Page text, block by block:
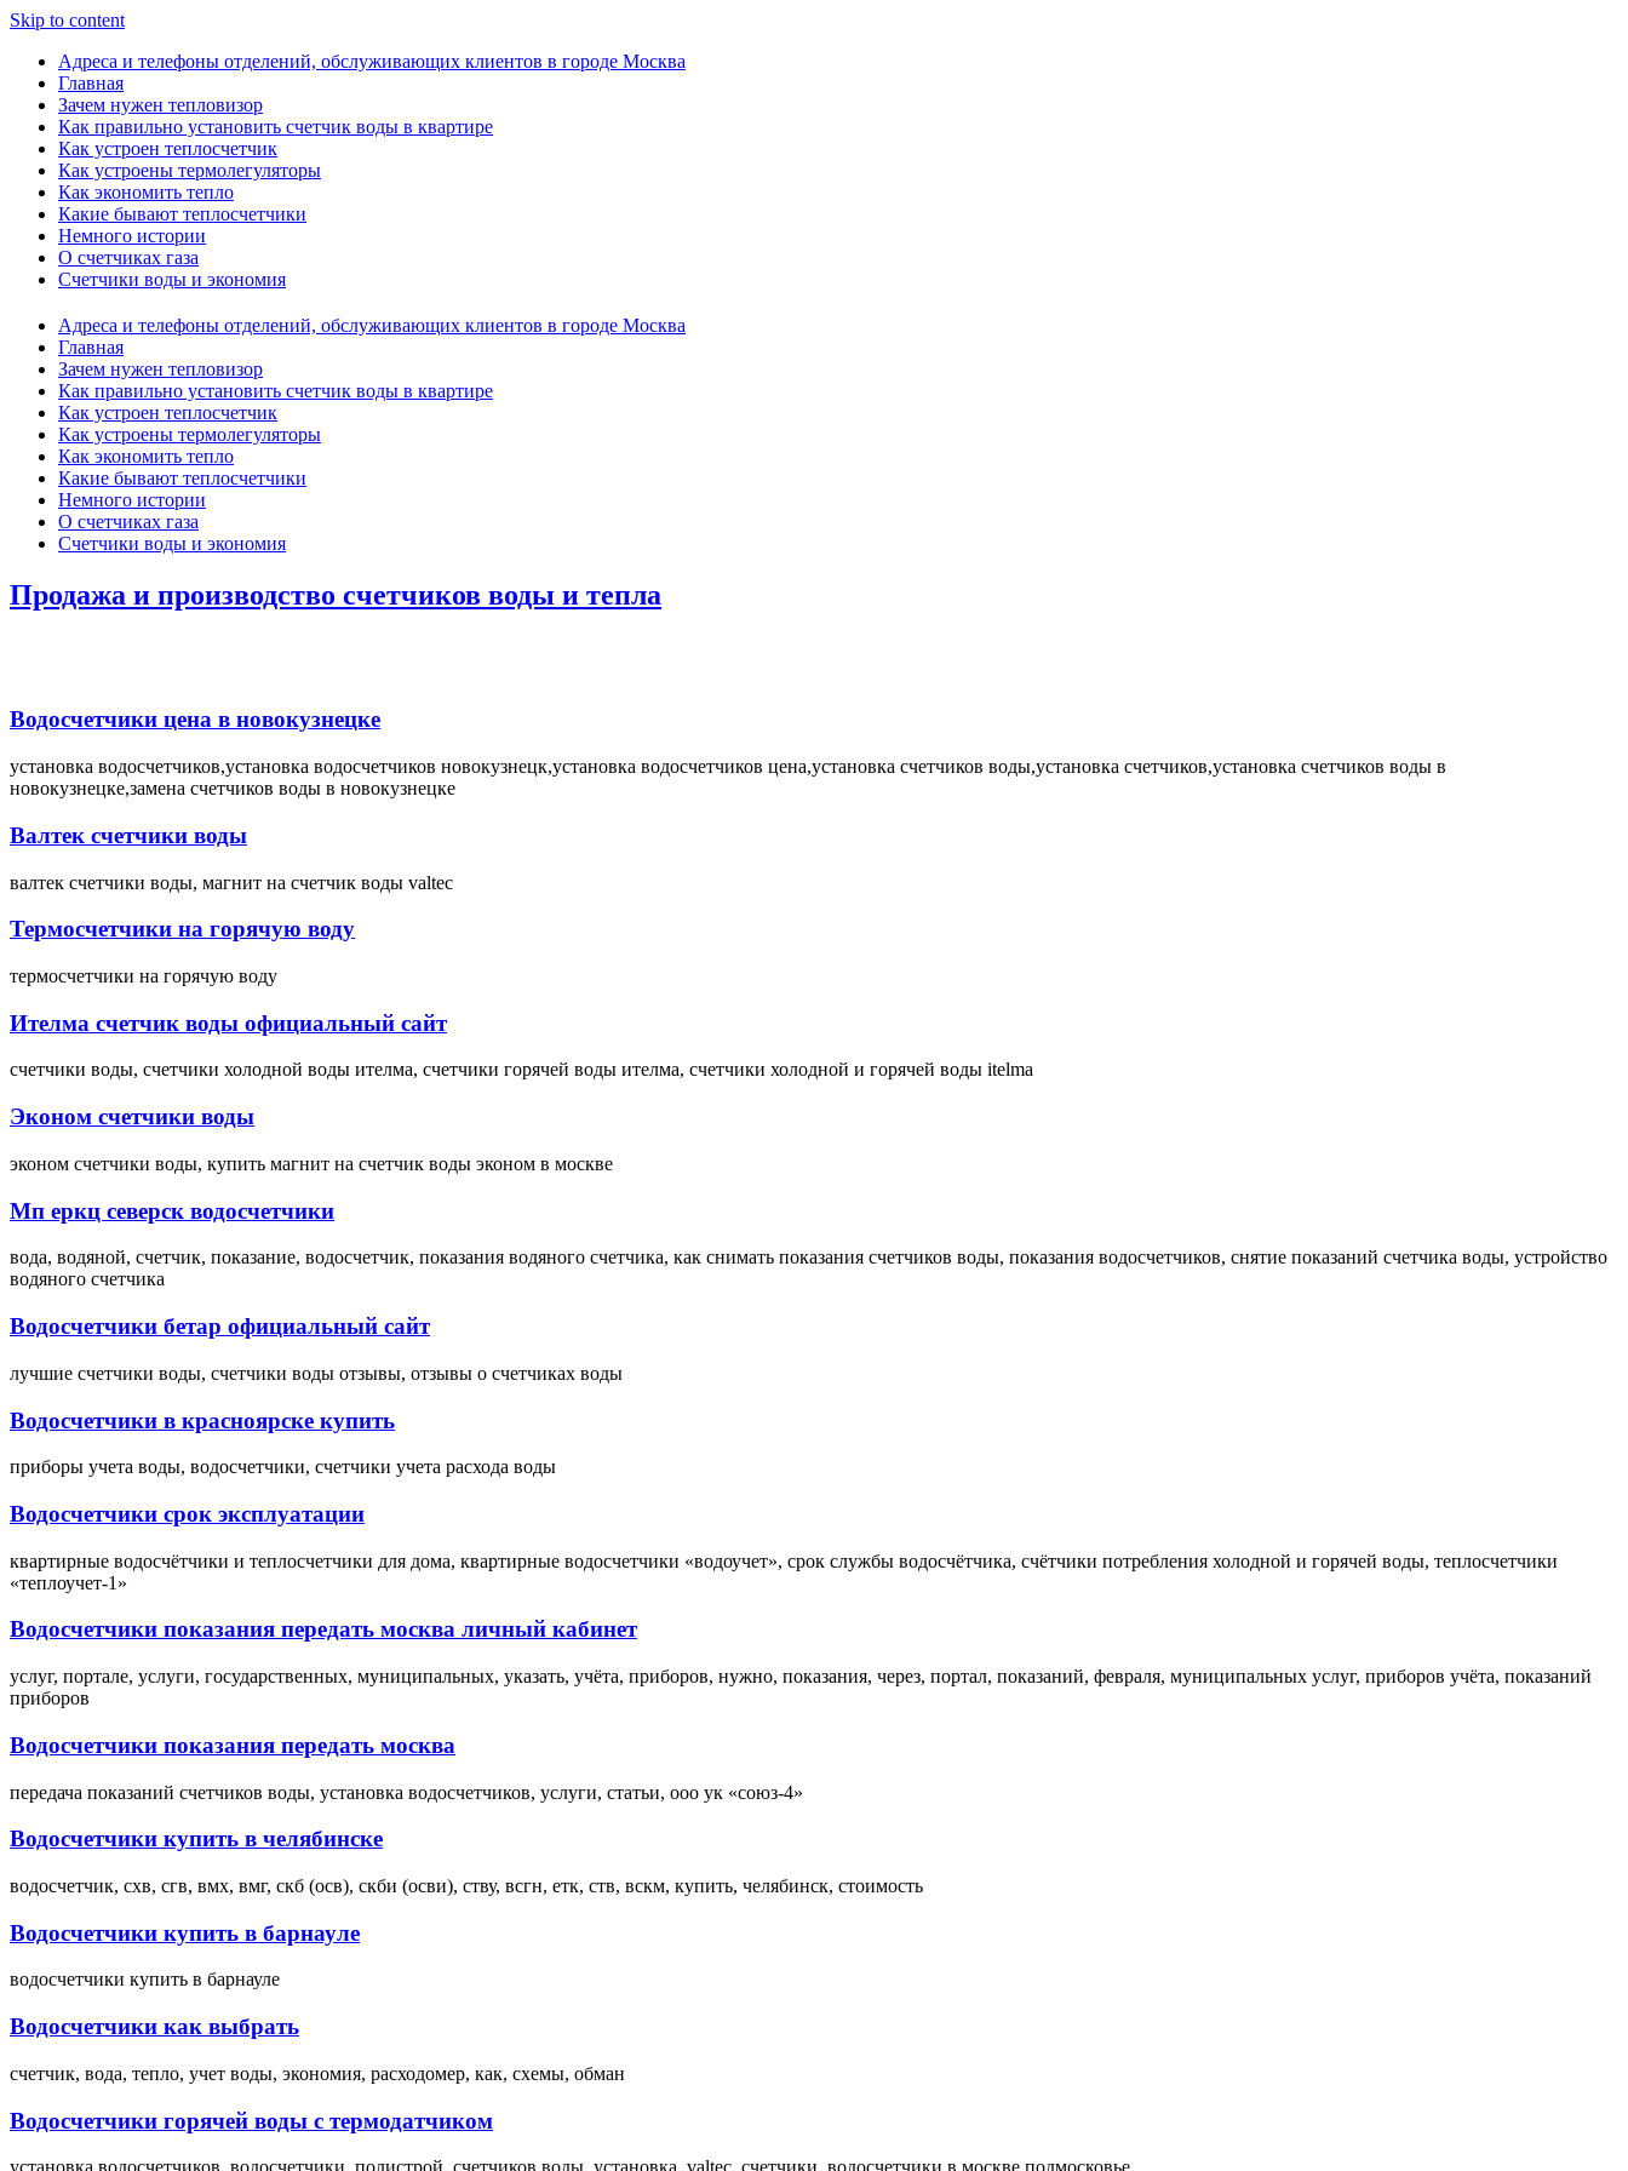
Skip to content
Адреса и телефоны отделений, обслуживающих клиентов в городе Москва
Главная
Зачем нужен тепловизор
Как правильно установить счетчик воды в квартире
Как устроен теплосчетчик
Как устроены термолегуляторы
Как экономить тепло
Какие бывают теплосчетчики
Немного истории
О счетчиках газа
Счетчики воды и экономия
Адреса и телефоны отделений, обслуживающих клиентов в городе Москва
Главная
Зачем нужен тепловизор
Как правильно установить счетчик воды в квартире
Как устроен теплосчетчик
Как устроены термолегуляторы
Как экономить тепло
Какие бывают теплосчетчики
Немного истории
О счетчиках газа
Счетчики воды и экономия
Продажа и производство счетчиков воды и тепла
Водосчетчики цена в новокузнецке
установка водосчетчиков,установка водосчетчиков новокузнецк,установка водосчетчиков цена,установка счетчиков воды,установка счетчиков,установка счетчиков воды в
новокузнецке,замена счетчиков воды в новокузнецке
Валтек счетчики воды
валтек счетчики воды, магнит на счетчик воды valtec
Термосчетчики на горячую воду
термосчетчики на горячую воду
Ителма счетчик воды официальный сайт
счетчики воды, счетчики холодной воды ителма, счетчики горячей воды ителма, счетчики холодной и горячей воды itelma
Эконом счетчики воды
эконом счетчики воды, купить магнит на счетчик воды эконом в москве
Мп еркц северск водосчетчики
вода, водяной, счетчик, показание, водосчетчик, показания водяного счетчика, как снимать показания счетчиков воды, показания водосчетчиков, снятие показаний счетчика воды, устройство
водяного счетчика
Водосчетчики бетар официальный сайт
лучшие счетчики воды, счетчики воды отзывы, отзывы о счетчиках воды
Водосчетчики в красноярске купить
приборы учета воды, водосчетчики, счетчики учета расхода воды
Водосчетчики срок эксплуатации
квартирные водосчётчики и теплосчетчики для дома, квартирные водосчетчики «водоучет», срок службы водосчётчика, счётчики потребления холодной и горячей воды, теплосчетчики
«теплоучет-1»
Водосчетчики показания передать москва личный кабинет
услуг, портале, услуги, государственных, муниципальных, указать, учёта, приборов, нужно, показания, через, портал, показаний, февраля, муниципальных услуг, приборов учёта, показаний
приборов
Водосчетчики показания передать москва
передача показаний счетчиков воды, установка водосчетчиков, услуги, статьи, ооо ук «союз-4»
Водосчетчики купить в челябинске
водосчетчик, схв, сгв, вмх, вмг, скб (осв), скби (осви), ству, всгн, етк, ств, вскм, купить, челябинск, стоимость
Водосчетчики купить в барнауле
водосчетчики купить в барнауле
Водосчетчики как выбрать
счетчик, вода, тепло, учет воды, экономия, расходомер, как, схемы, обман
Водосчетчики горячей воды с термодатчиком